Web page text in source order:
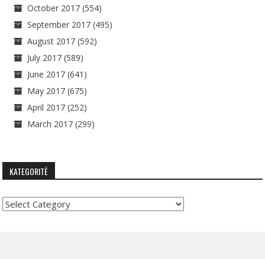
October 2017 (554)
September 2017 (495)
August 2017 (592)
July 2017 (589)
June 2017 (641)
May 2017 (675)
April 2017 (252)
March 2017 (299)
KATEGORITË
Kategoritë